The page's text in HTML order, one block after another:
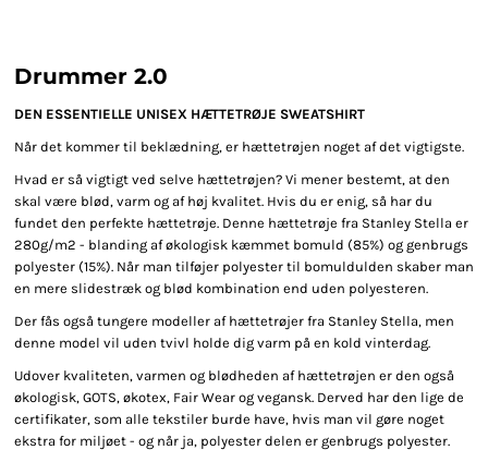
Drummer 2.0
DEN ESSENTIELLE UNISEX HÆTTETRØJE SWEATSHIRT
Når det kommer til beklædning, er hættetrøjen noget af det vigtigste.
Hvad er så vigtigt ved selve hættetrøjen? Vi mener bestemt, at den
skal være blød, varm og af høj kvalitet. Hvis du er enig, så har du
fundet den perfekte hættetrøje. Denne hættetrøje fra Stanley Stella er
280g/m2 - blanding af økologisk kæmmet bomuld (85%) og genbrugs
polyester (15%). Når man tilføjer polyester til bomuldulden skaber man
en mere slidestræk og blød kombination end uden polyesteren.
Der fås også tungere modeller af hættetrøjer fra Stanley Stella, men
denne model vil uden tvivl holde dig varm på en kold vinterdag.
Udover kvaliteten, varmen og blødheden af hættetrøjen er den også
økologisk, GOTS, økotex, Fair Wear og vegansk. Derved har den lige de
certifikater, som alle tekstiler burde have, hvis man vil gøre noget
ekstra for miljøet - og når ja, polyester delen er genbrugs polyester.